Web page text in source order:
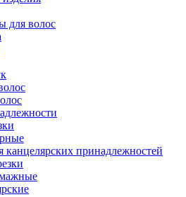
для волос
канцелярских принадлежностей